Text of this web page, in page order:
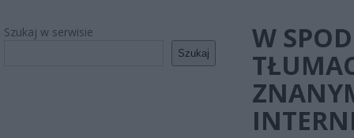
Szukaj w serwisie
Szukaj
W